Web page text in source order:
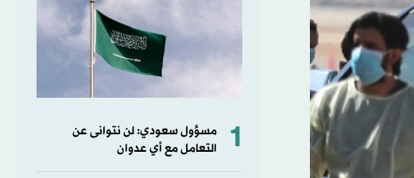
1
مسؤول سعودي: لن نتوانى عن
التعامل مع أي عدوان